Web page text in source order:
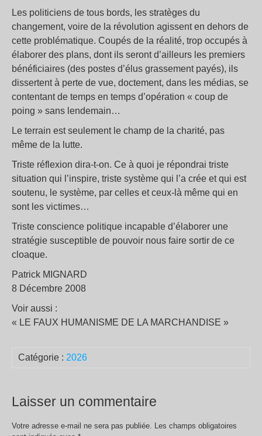
Les politiciens de tous bords, les stratèges du
changement, voire de la révolution agissent en dehors de
cette problématique. Coupés de la réalité, trop occupés à
élaborer des plans, dont ils seront d’ailleurs les premiers
bénéficiaires (des postes d’élus grassement payés), ils
dissertent à perte de vue, doctement, dans les médias, se
contentant de temps en temps d’opération « coup de
poing » sans lendemain…
Le terrain est seulement le champ de la charité, pas
même de la lutte.
Triste réflexion dira-t-on. Ce à quoi je répondrai triste
situation qui l’inspire, triste système qui l’a crée et qui est
soutenu, le système, par celles et ceux-là même qui en
sont les victimes…
Triste conscience politique incapable d’élaborer une
stratégie susceptible de pouvoir nous faire sortir de ce
cloaque.
Patrick MIGNARD
8 Décembre 2008
Voir aussi :
« LE FAUX HUMANISME DE LA MARCHANDISE »
Catégorie : 2026
Laisser un commentaire
Votre adresse e-mail ne sera pas publiée. Les champs obligatoires